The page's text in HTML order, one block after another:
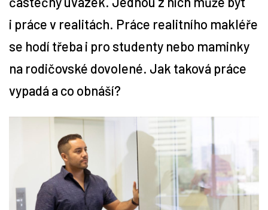
Tipy
Časopis
i práce v realitách. Práce realitního makléře
se hodí třeba i pro studenty nebo maminky
na rodičovské dovolené. Jak taková práce
vypadá a co obnáší?